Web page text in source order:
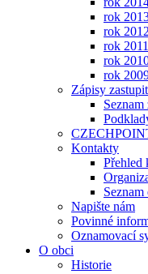
rok
rok 2012
rok 2011
rok
rok
Zápisy
Seznam
Kontakty
Přehled
Seznam
Napište nám
Povinné
Oznamovací
O obci
Historie